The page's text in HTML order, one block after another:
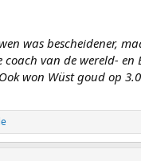
was bescheidener,
coach van de wereld- en
won Wüst goud op